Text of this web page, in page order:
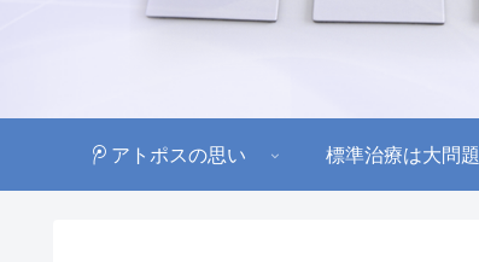
アトポスの思い 標準治療は大問題